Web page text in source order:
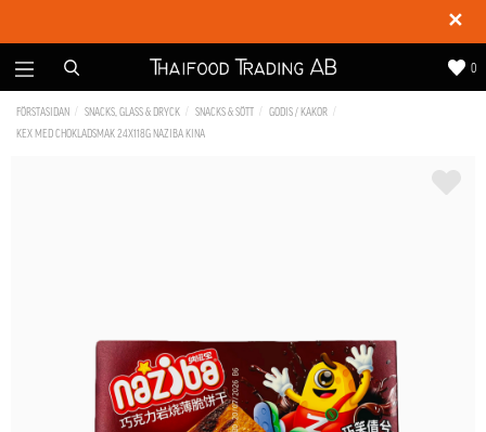
✕
0
FÖRSTASIDAN SNACKS, GLASS & DRYCK SNACKS & SÖTT
GODIS / KAKOR
KEX MED CHOKLADSMAK 24X118G NAZIBA KINA